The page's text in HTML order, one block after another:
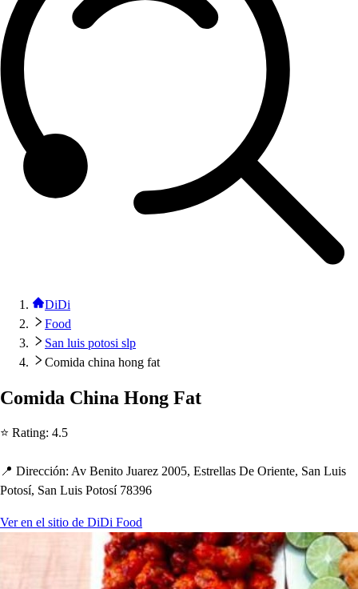
DiDi
Food
San luis potosi slp
Comida china hong fat
Comida China Hong Fat
⭐ Rating: 4.5
📍 Dirección: Av Benito Juarez 2005, Estrellas De Oriente, San Luis
Potosí, San Luis Potosí 78396
Ver en el sitio de DiDi Food